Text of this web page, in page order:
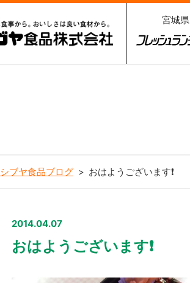
宮城県
シブヤ食品ブログ おはようございます❗️
2014.04.07
おはようございます❗️